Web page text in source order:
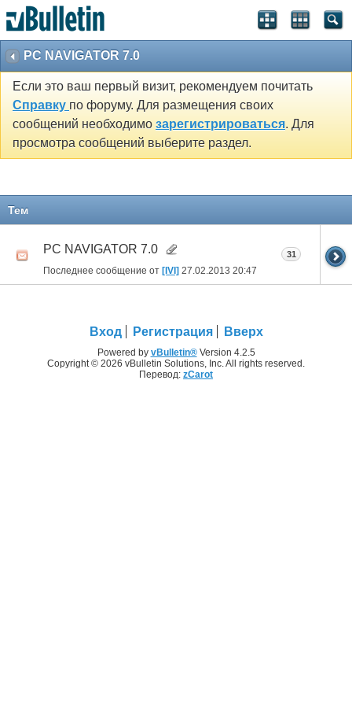
PC NAVIGATOR 7.0
Если это ваш первый визит, рекомендуем почитать
Справку по форуму. Для размещения своих
сообщений необходимо зарегистрироваться. Для
просмотра сообщений выберите раздел.
Тем
PC NAVIGATOR 7.0
Последнее сообщение от [IVI] 27.02.2013 20:47
31
Вход Регистрация Вверх
Powered by vBulletin®Version 4.2.5
Copyright © 2026 vBulletin Solutions, Inc. All rights reserved.
Перевод: zCarot